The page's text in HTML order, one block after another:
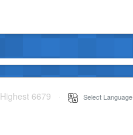
Highest 6679 Select Language